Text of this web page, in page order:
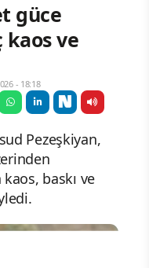
güce
ve
- 18:18
Pezeşkiyan,
baskı ve